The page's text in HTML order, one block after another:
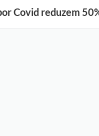
Covid reduzem